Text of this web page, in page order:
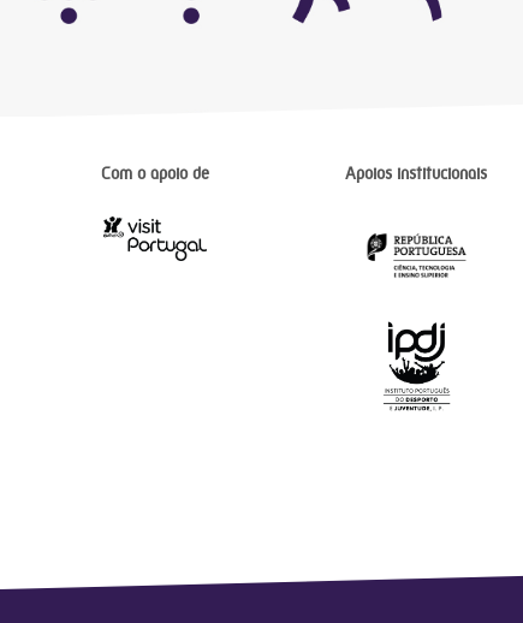
Com o apoio de Apoios institucionais